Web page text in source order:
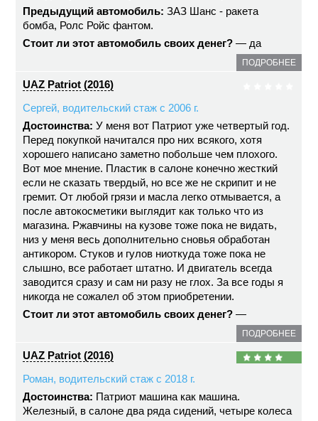
Предыдущий автомобиль: ЗАЗ Шанс - ракета
бомба, Ролс Ройс фантом.
Стоит ли этот автомобиль своих денег? — да
ПОДРОБНЕЕ
UAZ Patriot (2016)
Сергей, водительский стаж с 2006 г.
Достоинства: У меня вот Патриот уже четвертый год.
Перед покупкой начитался про них всякого, хотя
хорошего написано заметно побольше чем плохого.
Вот мое мнение. Пластик в салоне конечно жесткий
если не сказать твердый, но все же не скрипит и не
гремит. От любой грязи и масла легко отмывается, а
после автокосметики выглядит как только что из
магазина. Ржавчины на кузове тоже пока не видать,
низ у меня весь дополнительно сновья обработан
антикором. Стуков и гулов ниоткуда тоже пока не
слышно, все работает штатно. И двигатель всегда
заводится сразу и сам ни разу не глох. За все годы я
никогда не сожалел об этом приобретении.
Стоит ли этот автомобиль своих денег? —
ПОДРОБНЕЕ
UAZ Patriot (2016)
Роман, водительский стаж с 2018 г.
Достоинства: Патриот машина как машина.
Железный, в салоне два ряда сидений, четыре колеса